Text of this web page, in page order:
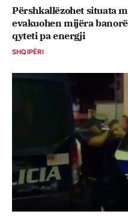
Përshkallëzohet situata
evakuohen mijëra
qyteti pa energji
SHQIPËRI